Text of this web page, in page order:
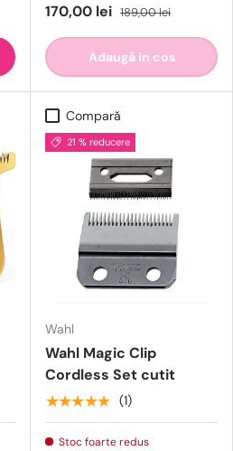
170,00 lei 189,00 lei
Adaugă in cos
Compară
21 % reducere
Wahl
Wahl Magic Clip
Cordless Set cutit
★★★★★ (1)
Stoc foarte redus